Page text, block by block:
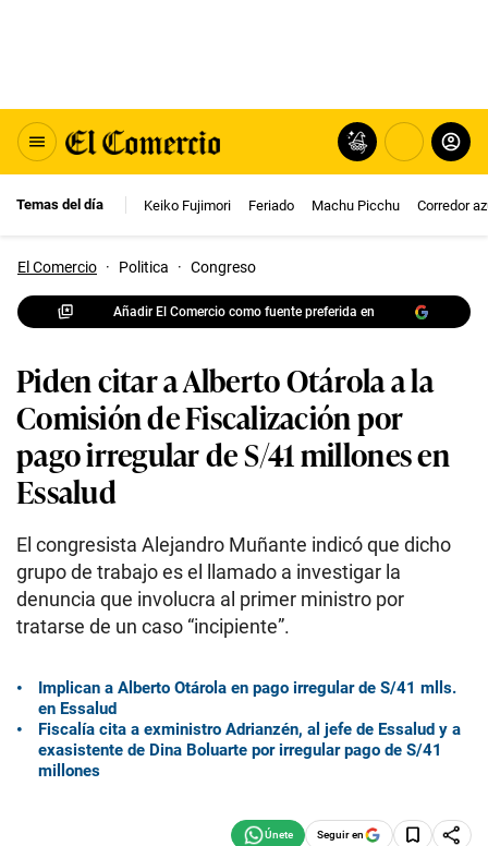
Temas del día Keiko Fujimori Feriado Machu Picchu Corredor
El Comercio · Politica · Congreso
Añadir El Comercio como fuente preferida en
Piden citar a Alberto Otárola a la
Comisión de Fiscalización por
pago irregular de S/41 millones en
Essalud
El congresista Alejandro Muñante indicó que dicho
grupo de trabajo es el llamado a investigar la
denuncia que involucra al primer ministro por
tratarse de un caso “incipiente”.
Implican a Alberto Otárola en pago irregular de S/41 mlls.
en Essalud
Fiscalía cita a exministro Adrianzén, al jefe de Essalud y a
exasistente de Dina Boluarte por irregular pago de S/41
millones
Seguir en